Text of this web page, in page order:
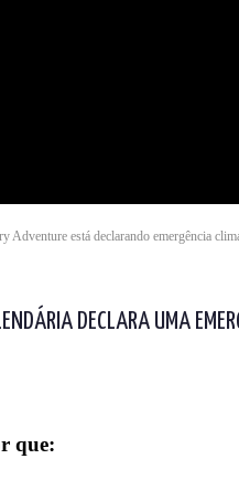
Adventure está declarando emergência
DECLARA UMA
que: